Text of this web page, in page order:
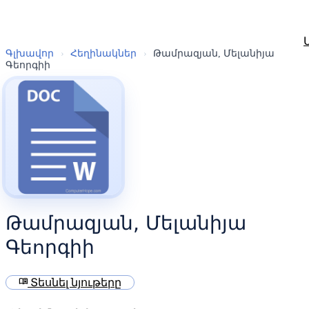
Գլխավոր › Հեղինակներ ›
Թամրազյան, Մելանիյա
Գեորգիի
Թամրազյան, Մելանիյա
Գեորգիի
menu_book Տեսնել նյութերը